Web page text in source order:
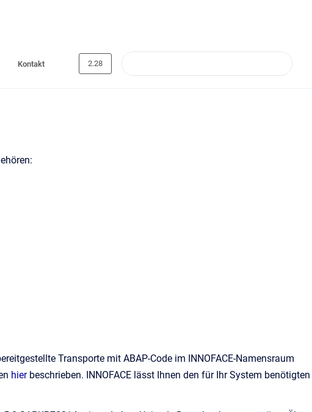
Kontakt 2.28
Transporte mit ABAP-Code im INNOFACE-Namensraum
hierbeschrieben. INNOFACE lässt Ihnen den für Ihr System benötigten